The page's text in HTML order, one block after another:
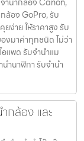
ล้อง GoPro, รับ
ง่าย ให้ราคาสูง รับ
งมาค่าทุกชนิด ไม่ว่า
อแพด รับจํานําแม
านาฬิกา รับจํานํา
กล้อง และ